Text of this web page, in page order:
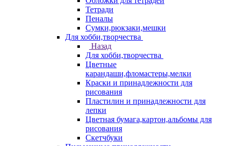
Тетради
Пеналы
Сумки,рюкзаки,мешки
Для хобби,творчества
Назад
Для хобби,творчества
Цветные
карандаши,фломастеры,мелки
Краски и принадлежности для
рисования
Пластилин и принадлежности для
лепки
Цветная бумага,картон,альбомы для
рисования
Скетчбуки